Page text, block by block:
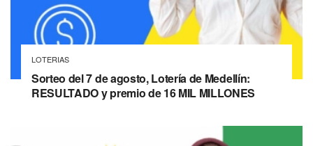
LOTERIAS
Sorteo del 7 de agosto, Lotería de Medellín:
RESULTADO y premio de 16 MIL MILLONES